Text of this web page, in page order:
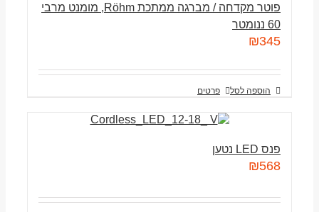
פוטר מקדחה / מברגה ממתכת Röhm, מומנט מרבי
60 ננומטר
₪345
הוספה לסל פרטים
פנס LED נטען
₪568